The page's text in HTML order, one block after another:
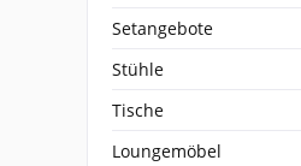
Setangebote
Stühle
Tische
Loungemöbel